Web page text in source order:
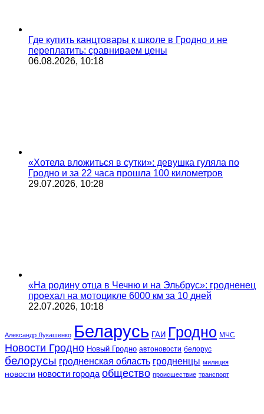
Где купить канцтовары к школе в Гродно и не
переплатить: сравниваем цены
06.08.2026, 10:18
«Хотела вложиться в сутки»: девушка гуляла по
Гродно и за 22 часа прошла 100 километров
29.07.2026, 10:28
«На родину отца в Чечню и на Эльбрус»: гродненец
проехал на мотоцикле 6000 км за 10 дней
22.07.2026, 10:18
Александр Лукашенко Беларусь ГАИ Гродно МЧС
Новости Гродно Новый Гродно автоновости белорус
белорусы гродненская область гродненцы милиция
новости новости города общество происшествие транспорт